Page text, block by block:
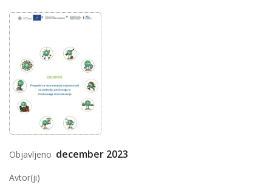
Objavljeno december 2023
Avtor(ji)